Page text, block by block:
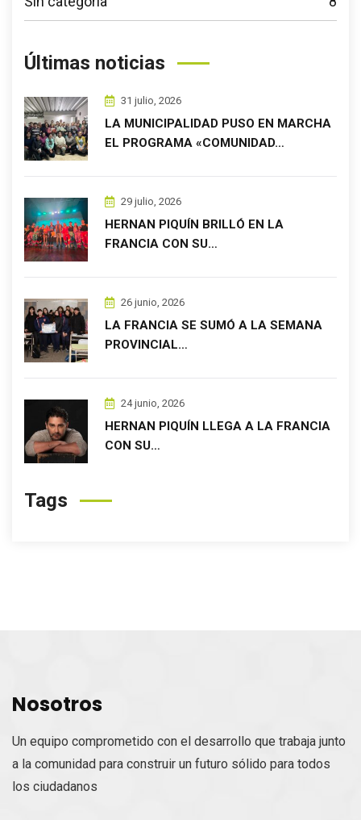
Últimas noticias
31 julio, 2026
LA MUNICIPALIDAD PUSO EN MARCHA
EL PROGRAMA «COMUNIDAD…
29 julio, 2026
HERNAN PIQUÍN BRILLÓ EN LA
FRANCIA CON SU…
26 junio, 2026
LA FRANCIA SE SUMÓ A LA SEMANA
PROVINCIAL…
24 junio, 2026
HERNAN PIQUÍN LLEGA A LA FRANCIA
CON SU…
Tags
Nosotros
Un equipo comprometido con el desarrollo que trabaja junto
a la comunidad para construir un futuro sólido para todos
los ciudadanos